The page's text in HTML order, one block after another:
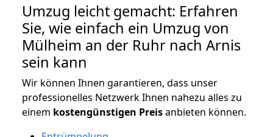
Umzug leicht gemacht: Erfahren
Sie, wie einfach ein Umzug von
Mülheim an der Ruhr nach Arnis
sein kann
Wir können Ihnen garantieren, dass unser
professionelles Netzwerk Ihnen nahezu alles zu
einem kostengünstigen Preisanbieten können.